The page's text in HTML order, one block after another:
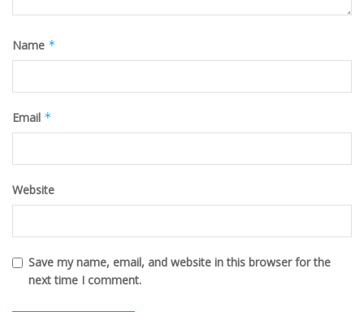
Name *
Email *
Website
Save my name, email, and website in this browser for the
next time I comment.